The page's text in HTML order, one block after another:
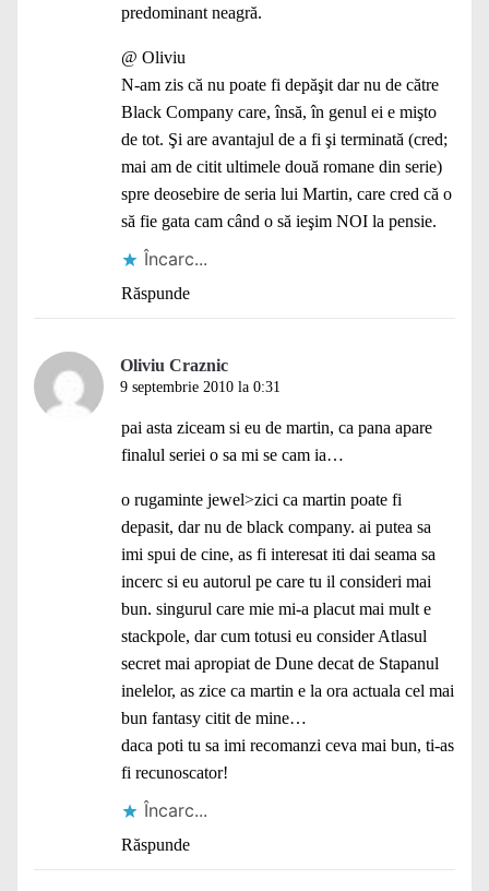
predominant neagră.
@ Oliviu
N-am zis că nu poate fi depăşit dar nu de către
Black Company care, însă, în genul ei e mişto
de tot. Şi are avantajul de a fi şi terminată (cred;
mai am de citit ultimele două romane din serie)
spre deosebire de seria lui Martin, care cred că o
să fie gata cam când o să ieşim NOI la pensie.
Încarc...
Răspunde
Oliviu Craznic
9 septembrie 2010 la 0:31
pai asta ziceam si eu de martin, ca pana apare
finalul seriei o sa mi se cam ia…
o rugaminte jewel>zici ca martin poate fi
depasit, dar nu de black company. ai putea sa
imi spui de cine, as fi interesat iti dai seama sa
incerc si eu autorul pe care tu il consideri mai
bun. singurul care mie mi-a placut mai mult e
stackpole, dar cum totusi eu consider Atlasul
secret mai apropiat de Dune decat de Stapanul
inelelor, as zice ca martin e la ora actuala cel mai
bun fantasy citit de mine…
daca poti tu sa imi recomanzi ceva mai bun, ti-as
fi recunoscator!
Încarc...
Răspunde